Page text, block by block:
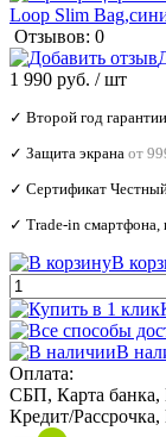
Отзывов: 0
1 990 руб. / шт
✓ Второй год гарантии
✓ Защита экрана от
✓ Сертификат
✓ Trade‑in смартфона,
В
В
Оплата:
СБП, Карта банка,
Кредит/